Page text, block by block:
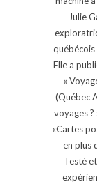
Julie
Elle a
«
(Québec
voyages
«Cartes
en plus
Testé